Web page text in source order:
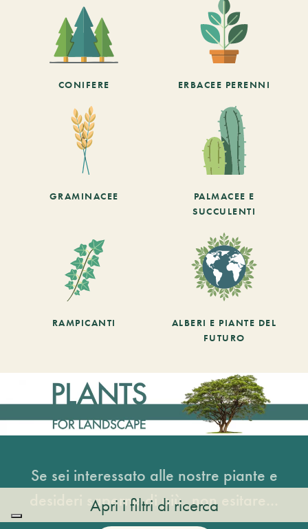
Apri i filtri di ricerca
CONIFERE ERBACEE PERENNI
GRAMINACEE
PALMACEE E
SUCCULENTI
RAMPICANTI
ALBERI E PIANTE DEL
FUTURO
Se sei interessato alle nostre piante e
desideri saperne di più, non esitare...